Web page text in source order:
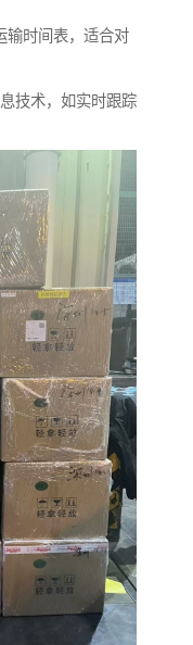
输时间表，适合对
技术，如实时跟踪